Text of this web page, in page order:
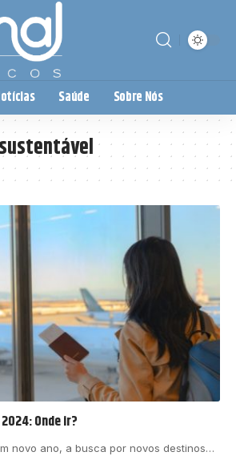
Saúde Sobre Nós
Onde ir?
novo ano, a busca por novos destinos…